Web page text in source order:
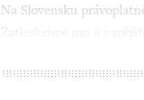
Na Slovensku